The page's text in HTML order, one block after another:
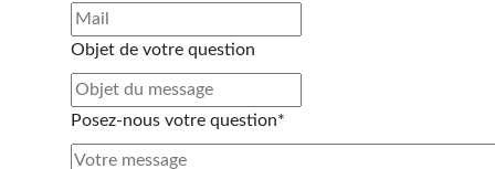
Objet de votre question
Posez-nous votre question*